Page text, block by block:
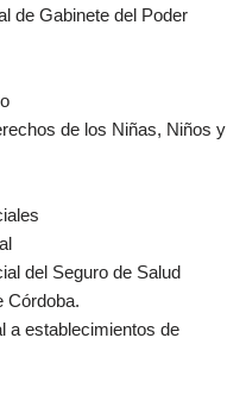
de Gabinete del Poder
de los Niñas, Niños y
del Seguro de Salud
Córdoba.
a establecimientos de